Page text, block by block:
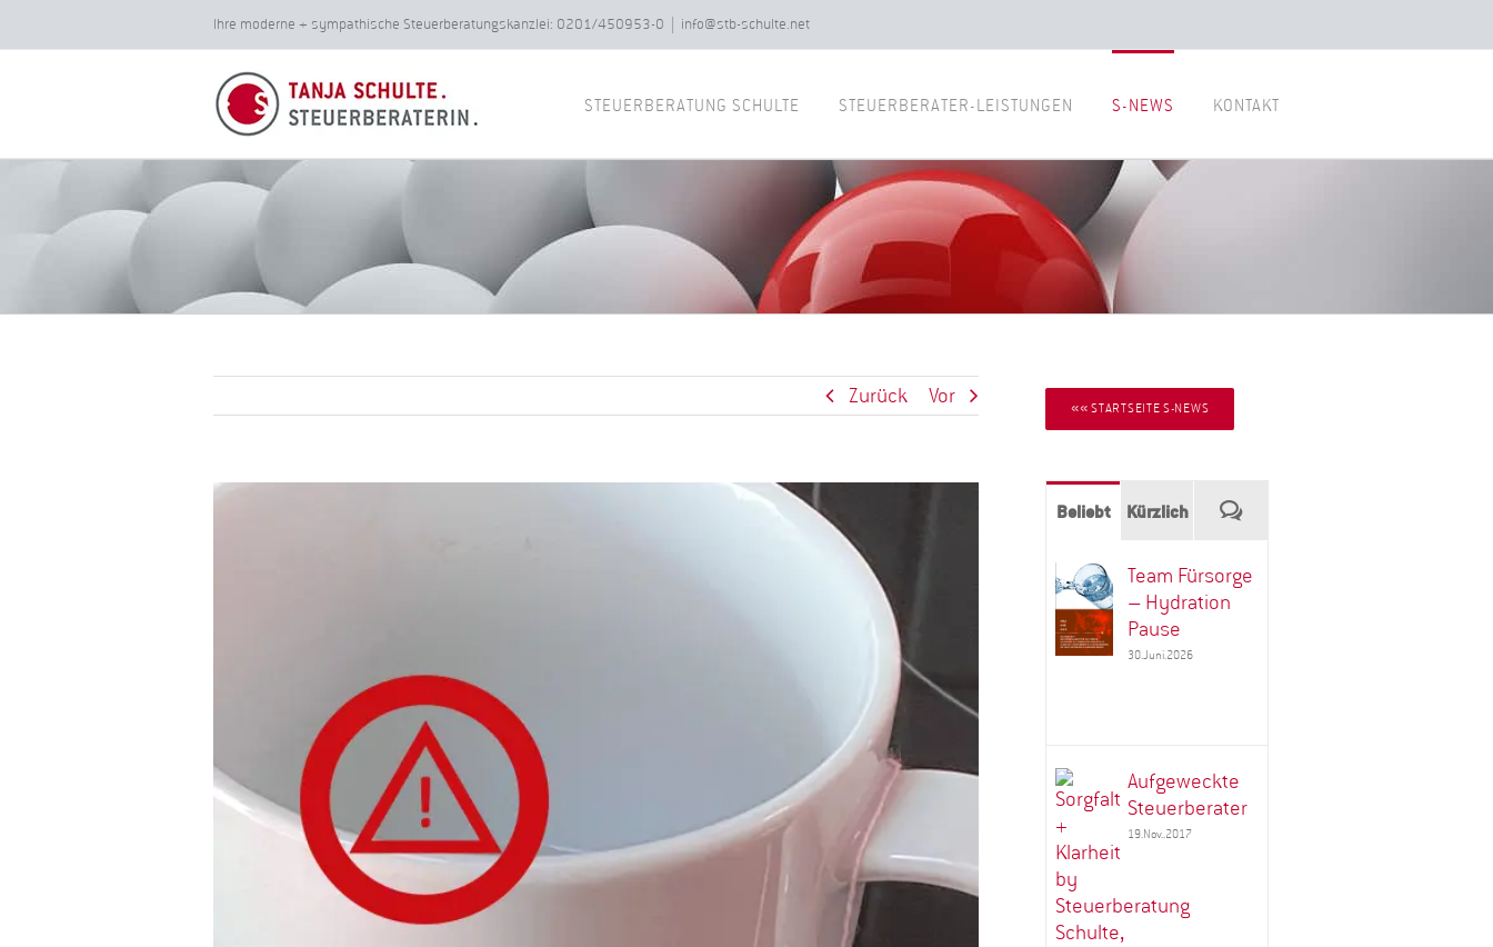
Inhalt
Ihre moderne + sympathische Steuerberatungskanzlei: 0201/450953-0 info@stb-schulte.net
STEUERBERATUNG SCHULTE STEUERBERATER-LEISTUNGEN S-NEWS KONTAKT
Zurück Vor
Zeige
«« STARTSEITE S-NEWS
Beliebt Kürzlich Kommentare
Team Fürsorge
– Hydration
Pause
30.Juni.2026
Aufgeweckte
Steuerberater
19.Nov..2017